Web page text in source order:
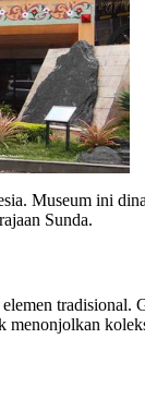
Museum ini
Sunda.